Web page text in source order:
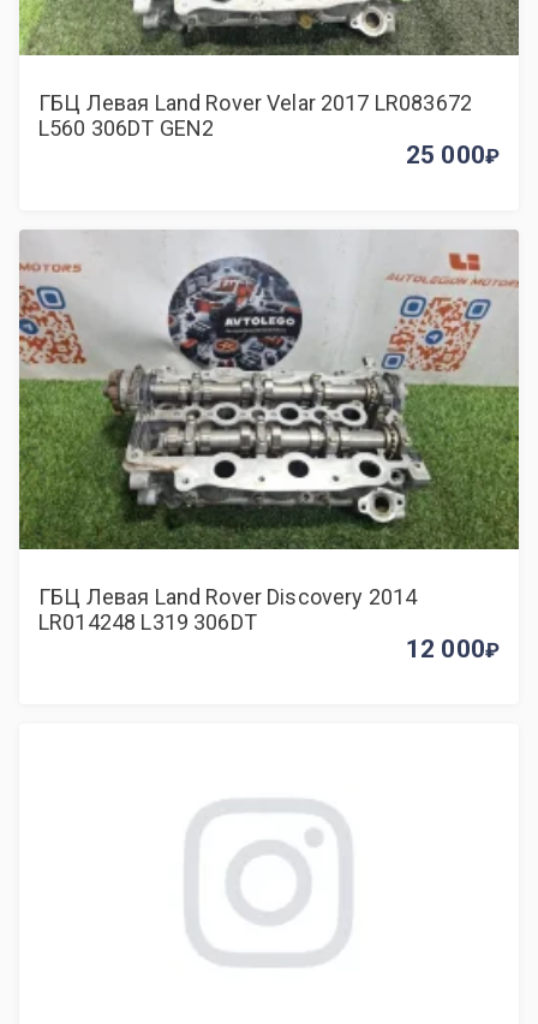
ГБЦ Левая Land Rover Velar 2017 LR083672
L560 306DT GEN2
25 000
ГБЦ Левая Land Rover Discovery 2014
LR014248 L319 306DT
12 000